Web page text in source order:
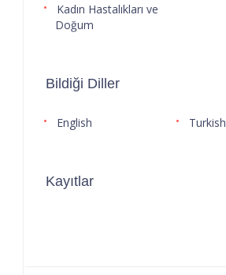
Kadın Hastalıkları ve
Doğum
Bildiği Diller
English Turkish
Kayıtlar